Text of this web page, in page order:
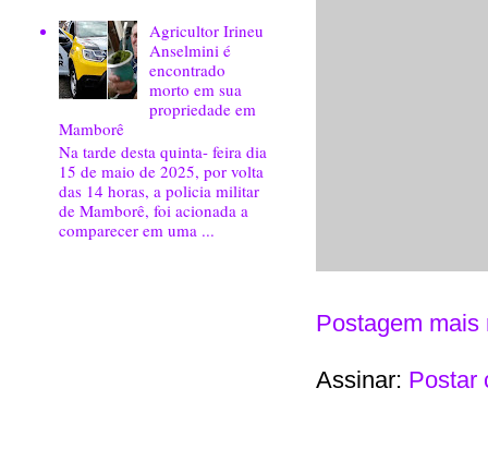
Postagem mais
Assinar: Postar
Agricultor Irineu
Anselmini é
encontrado
morto em sua
propriedade em
Mamborê
Na tarde desta quinta- feira dia
15 de maio de 2025, por volta
das 14 horas, a policia militar
de Mamborê, foi acionada a
comparecer em uma ...